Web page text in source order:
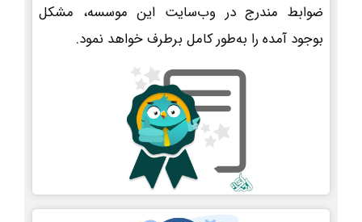
ضوابط مندرج در وب‌سایت این موسسه، مشکل
بوجود آمده را به‌طور کامل برطرف خواهد نمود.